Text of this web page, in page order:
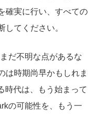
確実に行い、すべての
てください。
だ不明な点があるな
は時期尚早かもしれま
時代は、もう始まって
の可能性を、もう一